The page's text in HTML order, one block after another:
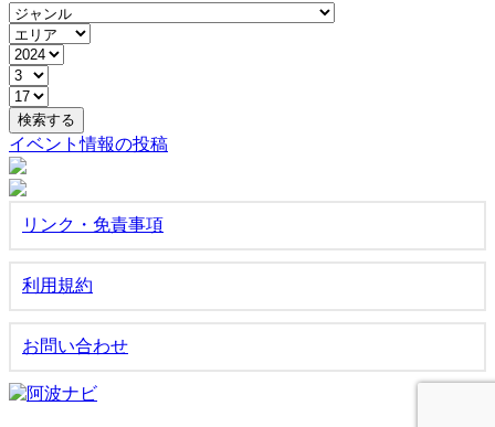
イベント情報の投稿
リンク・免責事項
利用規約
お問い合わせ